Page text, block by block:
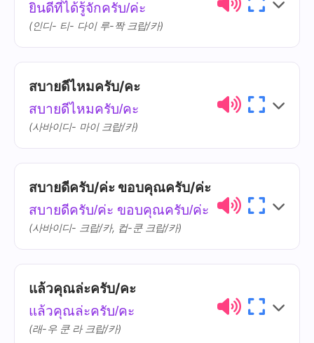
สวัสดี sa-wat-dii
💡เคล็ดลับวัฒนธรรม!
ลองทำพร้อมกับ 'ไหว้' ซึ่งเป็นการทักทาย
ยินดีที่ได้รู้จักครับ/ค่ะ
(인디- 티- 다이 루-짝 크랍/카)
ไทย การออกเสียง
ยินดี yin-dii
รู้จัก rúu-jàk
สบายดีไหมครับ/คะ
สบายดีไหมครับ/คะ
(사바이디- 마이 크랍/카)
ไทย การออกเสียง ความหมาย
สบายดี sa-baai-dii
สบายดีครับ/ค่ะ ขอบคุณครับ/ค่ะ
สบายดีครับ/ค่ะ ขอบคุณครับ/ค่ะ
(사바이디- 크랍/카, 컵-쿤 크랍/카)
ไทย การออกเสียง
ขอบคุณ khàwp-khun
แล้วคุณล่ะครับ/คะ
แล้วคุณล่ะครับ/คะ
(래-우 쿤 라 크랍/카)